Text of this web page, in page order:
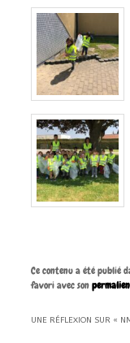
Ce contenu a été publié
favori avec sonpermalien
UNE RÉFLEXION SUR «